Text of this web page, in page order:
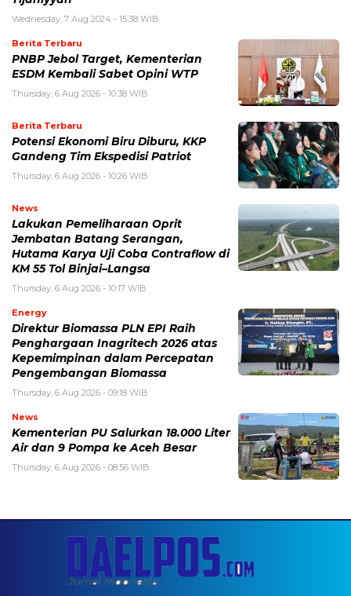
Wednesday, 7 Aug 2024 - 15:38 WIB
Berita Terbaru
PNBP Jebol Target, Kementerian
ESDM Kembali Sabet Opini WTP
Thursday, 6 Aug 2026 - 10:38 WIB
Berita Terbaru
Potensi Ekonomi Biru Diburu, KKP
Gandeng Tim Ekspedisi Patriot
Thursday, 6 Aug 2026 - 10:26 WIB
News
Lakukan Pemeliharaan Oprit
Jembatan Batang Serangan,
Hutama Karya Uji Coba Contraflow di
KM 55 Tol Binjai–Langsa
Thursday, 6 Aug 2026 - 10:17 WIB
Energy
Direktur Biomassa PLN EPI Raih
Penghargaan Inagritech 2026 atas
Kepemimpinan dalam Percepatan
Pengembangan Biomassa
Thursday, 6 Aug 2026 - 09:18 WIB
News
Kementerian PU Salurkan 18.000 Liter
Air dan 9 Pompa ke Aceh Besar
Thursday, 6 Aug 2026 - 08:56 WIB